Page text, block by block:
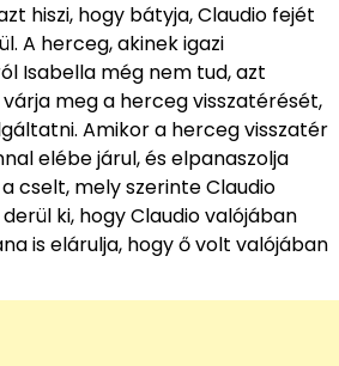
hiszi, hogy bátyja, Claudio fejét
A herceg, akinek igazi
Isabella még nem tud, azt
meg a herceg visszatérését,
Amikor a herceg visszatér
elébe járul, és elpanaszolja
cselt, mely szerinte Claudio
ki, hogy Claudio valójában
is elárulja, hogy ő volt valójában